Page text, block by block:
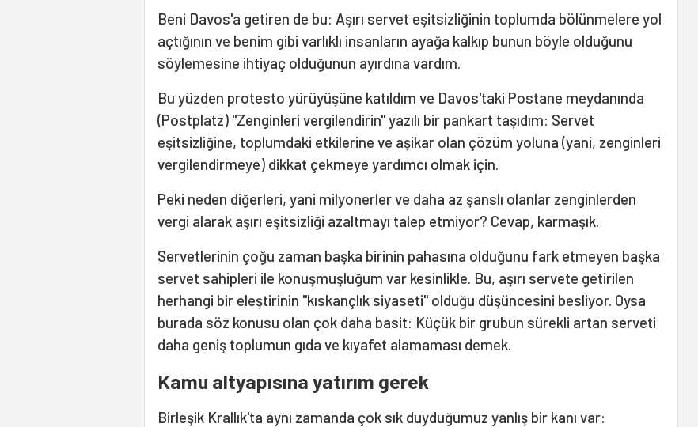
Beni Davos'a getiren de bu: Aşırı servet eşitsizliğinin toplumda bölünmelere yol
açtığının ve benim gibi varlıklı insanların ayağa kalkıp bunun böyle olduğunu
söylemesine ihtiyaç olduğunun ayırdına vardım.
Bu yüzden protesto yürüyüşüne katıldım ve Davos'taki Postane meydanında
(Postplatz) "Zenginleri vergilendirin" yazılı bir pankart taşıdım: Servet
eşitsizliğine, toplumdaki etkilerine ve aşikar olan çözüm yoluna (yani, zenginleri
vergilendirmeye) dikkat çekmeye yardımcı olmak için.
Peki neden diğerleri, yani milyonerler ve daha az şanslı olanlar zenginlerden
vergi alarak aşırı eşitsizliği azaltmayı talep etmiyor? Cevap, karmaşık.
Servetlerinin çoğu zaman başka birinin pahasına olduğunu fark etmeyen başka
servet sahipleri ile konuşmuşluğum var kesinlikle. Bu, aşırı servete getirilen
herhangi bir eleştirinin "kıskançlık siyaseti" olduğu düşüncesini besliyor. Oysa
burada söz konusu olan çok daha basit: Küçük bir grubun sürekli artan serveti
daha geniş toplumun gıda ve kıyafet alamaması demek.
Kamu altyapısına yatırım gerek
Birleşik Krallık'ta aynı zamanda çok sık duyduğumuz yanlış bir kanı var: